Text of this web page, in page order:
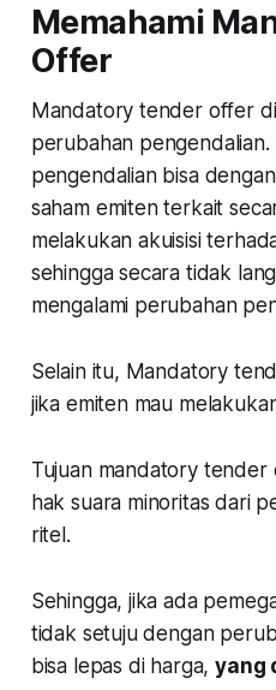
Memahami
Offer
Mandatory tender offer
perubahan
pengendalian bisa
saham emiten terkait
melakukan akuisisi
sehingga secara tidak
mengalami perubahan
Selain itu, Mandatory
jika emiten mau
Tujuan mandatory
hak suara minoritas dari
ritel.
Sehingga, jika ada
tidak setuju dengan
bisa lepas di harga,yang